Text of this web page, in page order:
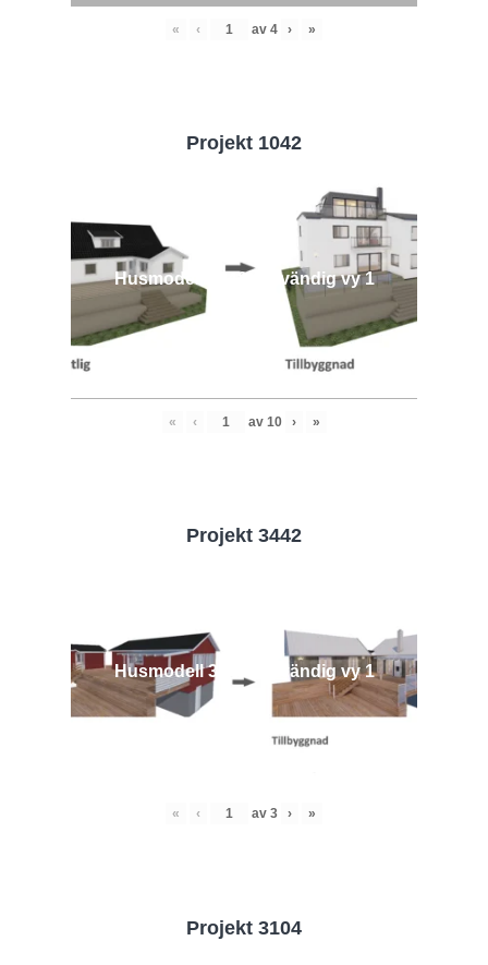
« ‹ av 4 › »
Projekt 1042
Husmodell 1042 - Utvändig vy 1
« ‹ av 10 › »
Projekt 3442
Husmodell 3442 - Utvändig vy 1
« ‹ av 3 › »
Projekt 3104